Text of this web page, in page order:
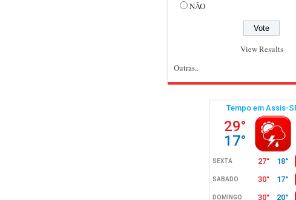
NÃO
View Results
Outras..